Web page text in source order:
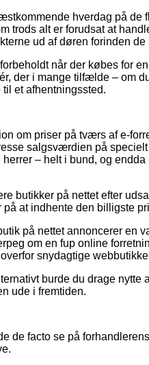
hverdag på de
trods alt er forudsat at
ud af døren forinden de
når der købes for
der i mange tilfælde – om
et afhentningssted.
om priser på tværs af e-
salgsværdien på
– helt i bund, og
butikker på nettet efter
på at indhente den billigste
på nettet annoncerer en
om en fup online
snydagtige
burde du drage nytte
ude i fremtiden.
de facto se på forhandlerens